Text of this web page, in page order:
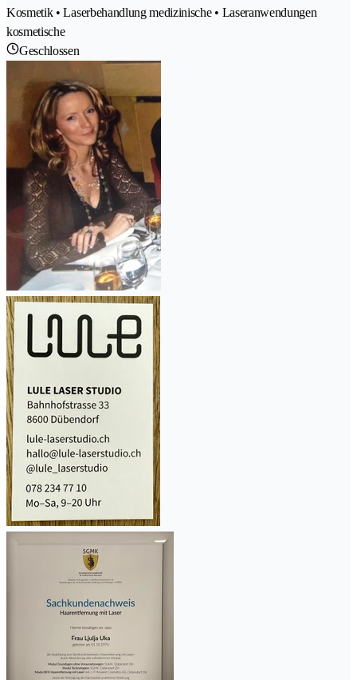
Kosmetik • Laserbehandlung medizinische • Laseranwendungen
kosmetische
Geschlossen